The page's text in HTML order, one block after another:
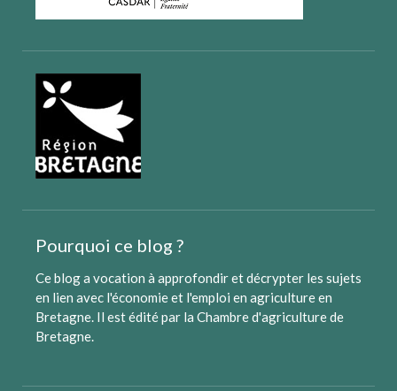
Pourquoi ce blog ?
Ce blog a vocation à approfondir et décrypter les sujets
en lien avec l'économie et l'emploi en agriculture en
Bretagne. Il est édité par la Chambre d'agriculture de
Bretagne.